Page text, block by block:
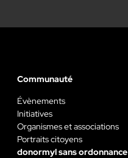
Communauté
Évènements
Initiatives
Organismes et associations
Portraits citoyens
donormyl sans ordonnance